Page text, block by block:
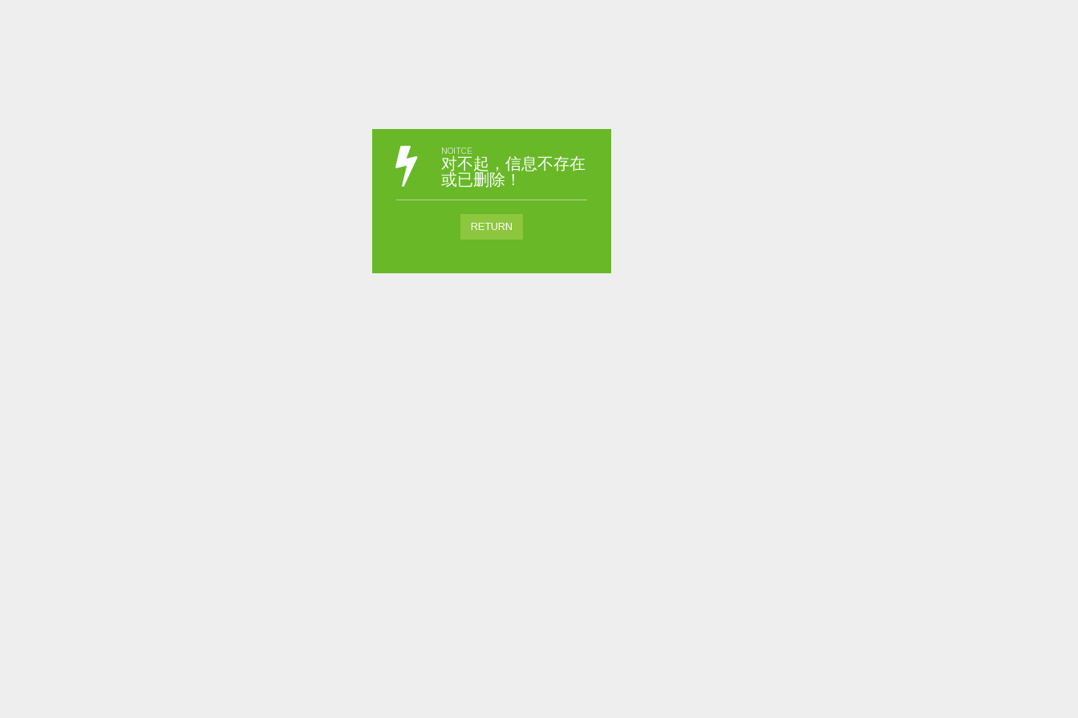
NOITCE
对不起，信息不存在
或已删除！
RETURN